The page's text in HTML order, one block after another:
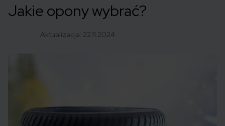
Jakie opony wybrać?
Aktualizacja: 22.11.2024